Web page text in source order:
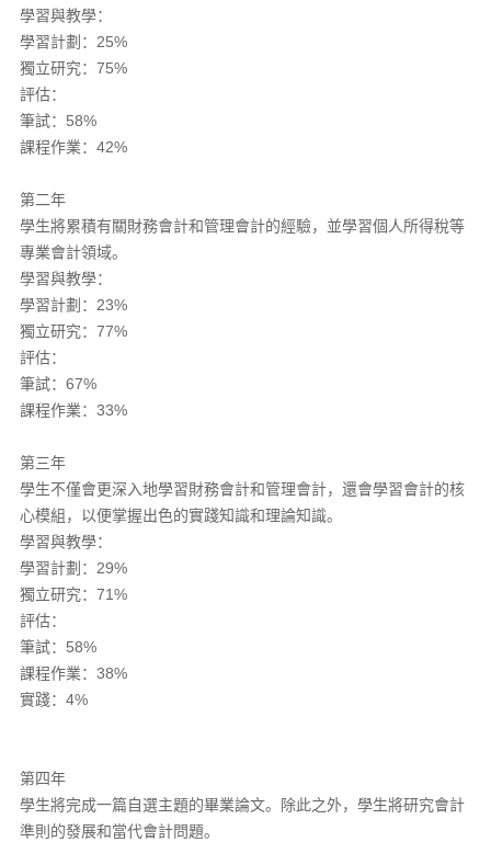
學習與教學：
學習計劃：25%
獨立研究：75%
評估：
筆試：58%
課程作業：42%
第二年
學生將累積有關財務會計和管理會計的經驗，並學習個人所得稅等
專業會計領域。
學習與教學：
學習計劃：23%
獨立研究：77%
評估：
筆試：67%
課程作業：33%
第三年
學生不僅會更深入地學習財務會計和管理會計，還會學習會計的核
心模組，以便掌握出色的實踐知識和理論知識。
學習與教學：
學習計劃：29%
獨立研究：71%
評估：
筆試：58%
課程作業：38%
實踐：4%
第四年
學生將完成一篇自選主題的畢業論文。除此之外，學生將研究會計
準則的發展和當代會計問題。